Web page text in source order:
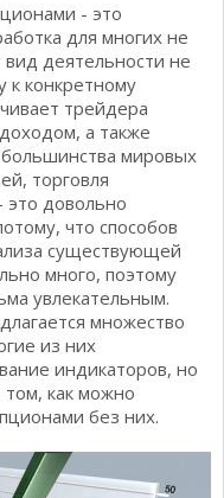
опционах
опционов
в рейтинг
- это
для многих не
вид деятельности не
к конкретному
трейдера
а также
мировых
торговля
довольно
что способов
существующей
много, поэтому
увлекательным.
множество
из них
индикаторов, но
как можно
без них.